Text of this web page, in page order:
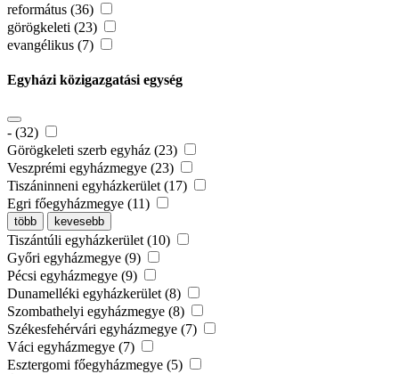
református (36)
görögkeleti (23)
evangélikus (7)
Egyházi közigazgatási egység
- (32)
Görögkeleti szerb egyház (23)
Veszprémi egyházmegye (23)
Tiszáninneni egyházkerület (17)
Egri főegyházmegye (11)
több kevesebb
Tiszántúli egyházkerület (10)
Győri egyházmegye (9)
Pécsi egyházmegye (9)
Dunamelléki egyházkerület (8)
Szombathelyi egyházmegye (8)
Székesfehérvári egyházmegye (7)
Váci egyházmegye (7)
Esztergomi főegyházmegye (5)